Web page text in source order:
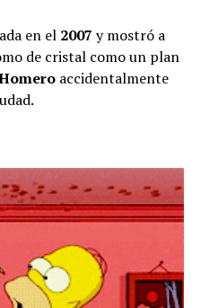
en el2007 y mostró a
de cristal como un plan
accidentalmente